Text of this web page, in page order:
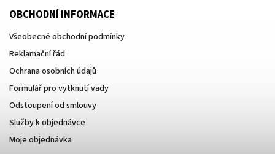
OBCHODNÍ INFORMACE
Všeobecné obchodní podmínky
Reklamační řád
Ochrana osobních údajů
Formulář pro vytknutí vady
Odstoupení od smlouvy
Služby k objednávce
Moje objednávka